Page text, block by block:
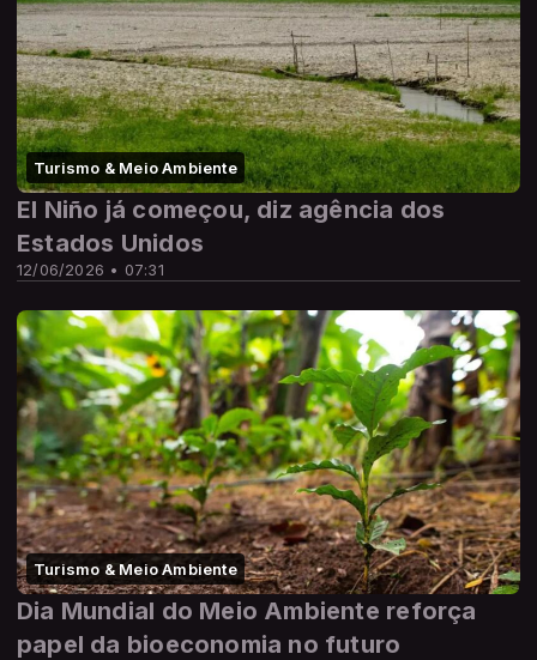
Turismo & Meio Ambiente
12/06/2026 • 07:31
El Niño já começou, diz agência dos
Estados Unidos
Turismo & Meio Ambiente
Dia Mundial do Meio Ambiente reforça
papel da bioeconomia no futuro